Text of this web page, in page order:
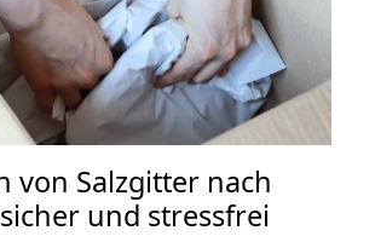
von Salzgitter nach
sicher und stressfrei